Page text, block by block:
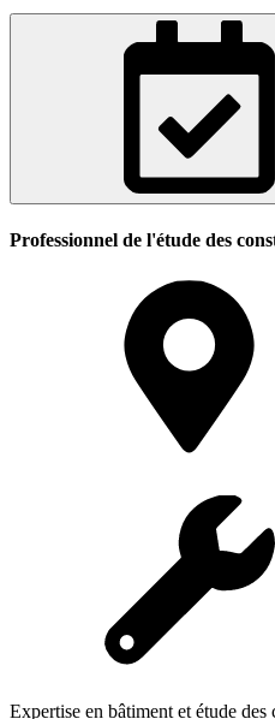
Professionnel de l'étude des
Expertise en bâtiment et étude